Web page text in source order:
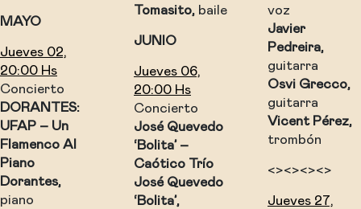
MAYO
Jueves 02,
20:00 Hs
Concierto
DORANTES:
UFAP – Un
Flamenco Al
Piano
Dorantes,
piano
Tomasito, baile
JUNIO
Jueves 06,
20:00 Hs
Concierto
José Quevedo
‘Bolita’ –
Caótico Trío
José Quevedo
‘Bolita’,
voz
Javier
Pedreira,
guitarra
Osvi Grecco,
guitarra
Vicent Pérez,
trombón
<><><><>
Jueves 27,